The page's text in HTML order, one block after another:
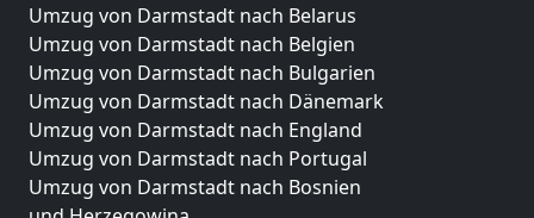
Umzug von Darmstadt nach Belarus
Umzug von Darmstadt nach Belgien
Umzug von Darmstadt nach Bulgarien
Umzug von Darmstadt nach Dänemark
Umzug von Darmstadt nach England
Umzug von Darmstadt nach Portugal
Umzug von Darmstadt nach Bosnien